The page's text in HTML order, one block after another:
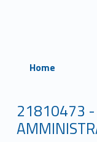
Home
21810473 -